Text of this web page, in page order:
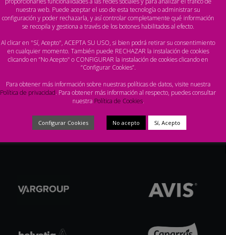
nuestra web. Puede aceptar el uso de esta tecnología o administrar su
configuración y poder rechazarla, y así controlar completamente qué información
se recopila y gestiona a través de los botones habilitados al efecto.
Al clicar en "Sí, Acepto", ACEPTA SU USO, si bien podrá retirar su consentimiento
en cualquier momento. También puede RECHAZAR la instalación de cookies
clicando en “No Acepto" o CONFIGURAR la instalación de cookies clicando en
“Configurar Cookies”.
Para obtener más información sobre nuestras políticas de datos, visite nuestra
Política de privacidad. Para obtener más información al respecto, puedes consultar
nuestra Política de Cookies.
Configurar Cookies No acepto Sí, Acepto